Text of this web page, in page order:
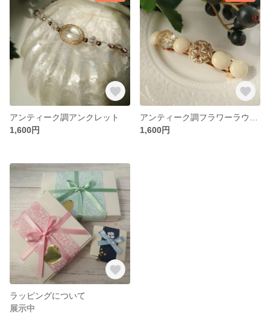
アンティーク調アンクレット
1,600円
1,600円
ラッピングについて
展示中